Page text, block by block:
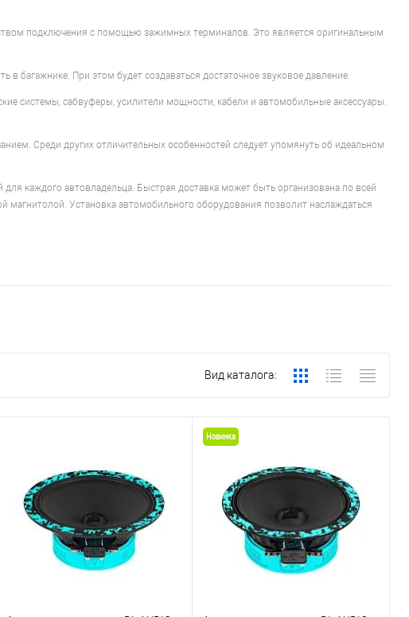
подключения с помощью зажимных терминалов. Это является оригинальным
багажнике. При этом будет создаваться достаточное звуковое давление.
системы, сабвуферы, усилители мощности, кабели и автомобильные аксессуары.
Среди других отличительных особенностей следует упомянуть об идеальном
каждого автовладельца. Быстрая доставка может быть организована по всей
магнитолой. Установка автомобильного оборудования позволит наслаждаться
Вид каталога:
Новинка